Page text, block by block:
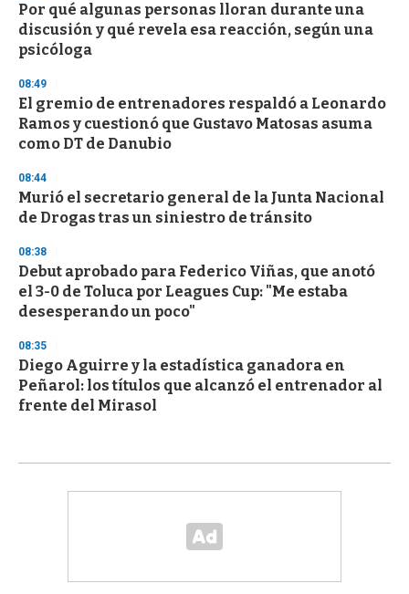
Por qué algunas personas lloran durante una
discusión y qué revela esa reacción, según una
psicóloga
08:49
El gremio de entrenadores respaldó a Leonardo
Ramos y cuestionó que Gustavo Matosas asuma
como DT de Danubio
08:44
Murió el secretario general de la Junta Nacional
de Drogas tras un siniestro de tránsito
08:38
Debut aprobado para Federico Viñas, que anotó
el 3-0 de Toluca por Leagues Cup: "Me estaba
desesperando un poco"
08:35
Diego Aguirre y la estadística ganadora en
Peñarol: los títulos que alcanzó el entrenador al
frente del Mirasol